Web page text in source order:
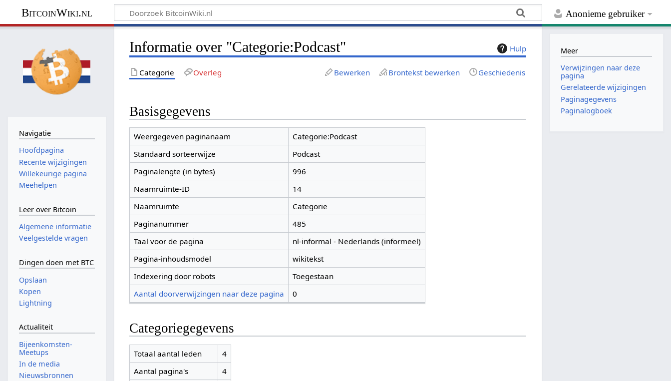
Anonieme gebruiker
BitcoinWiki.nl
Hulp
Informatie over "Categorie:Podcast"
Categorie Overleg Bewerken Brontekst bewerken Geschiedenis
Basisgegevens
Weergegeven paginanaam
Categorie:Podcast
Standaard sorteerwijze
Podcast
Paginalengte (in bytes)
996
Naamruimte-ID
14
Naamruimte
Categorie
Paginanummer
485
Taal voor de pagina
nl-informal - Nederlands (informeel)
Pagina-inhoudsmodel
wikitekst
Indexering door robots
Toegestaan
Aantal doorverwijzingen naar deze pagina
0
Categoriegegevens
Totaal aantal leden
4
Aantal pagina's
4
Navigatie
Hoofdpagina
Recente wijzigingen
Willekeurige pagina
Meehelpen
Leer over Bitcoin
Algemene informatie
Veelgestelde vragen
Dingen doen met BTC
Opslaan
Kopen
Lightning
Actualiteit
Bijeenkomsten-
Meetups
In de media
Nieuwsbronnen
Meer
Verwijzingen naar deze
pagina
Gerelateerde wijzigingen
Paginagegevens
Paginalogboek